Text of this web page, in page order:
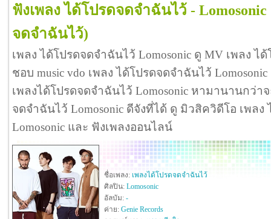
ฟังเพลง ได้โปรดจดจำฉันไว้ - Lomosonic
จดจำฉันไว้)
เพลง ได้โปรดจดจำฉันไว้ Lomosonic ดู MV เพลง ไ
ชอบ music vdo เพลง ได้โปรดจดจำฉันไว้
เพลงได้โปรดจดจำฉันไว้ Lomosonic หามานานกว่า
จดจำฉันไว้ Lomosonic ดีจังที่ได้ ดู มิวสิควิดีโอ เพลง
Lomosonic และ ฟังเพลงออนไลน์
ชื่อเพลง: เพลงได้โปรดจดจำฉันไว้
ศิลปิน: Lomosonic
อัลบัม: -
ค่าย: Genie Records